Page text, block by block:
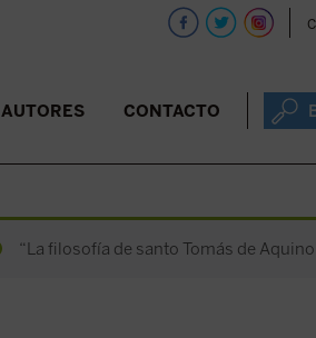
AUTORES CONTACTO
“La filosofía de santo Tomás de